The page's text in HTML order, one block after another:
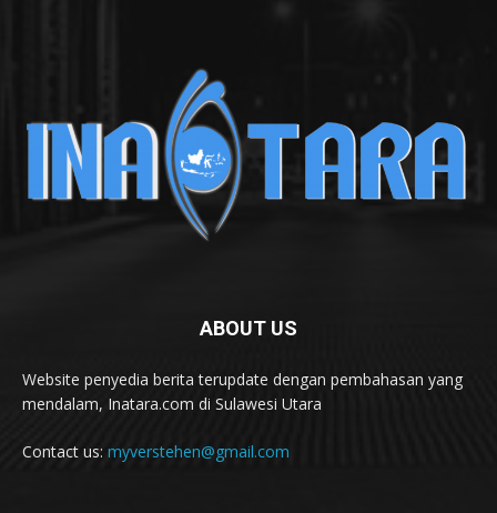
ABOUT US
Website penyedia berita terupdate dengan pembahasan yang
mendalam, Inatara.com di Sulawesi Utara
Contact us: myverstehen@gmail.com